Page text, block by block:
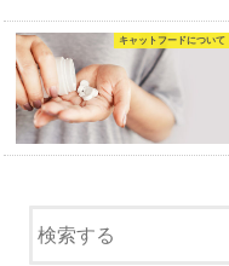
キャットフードについて